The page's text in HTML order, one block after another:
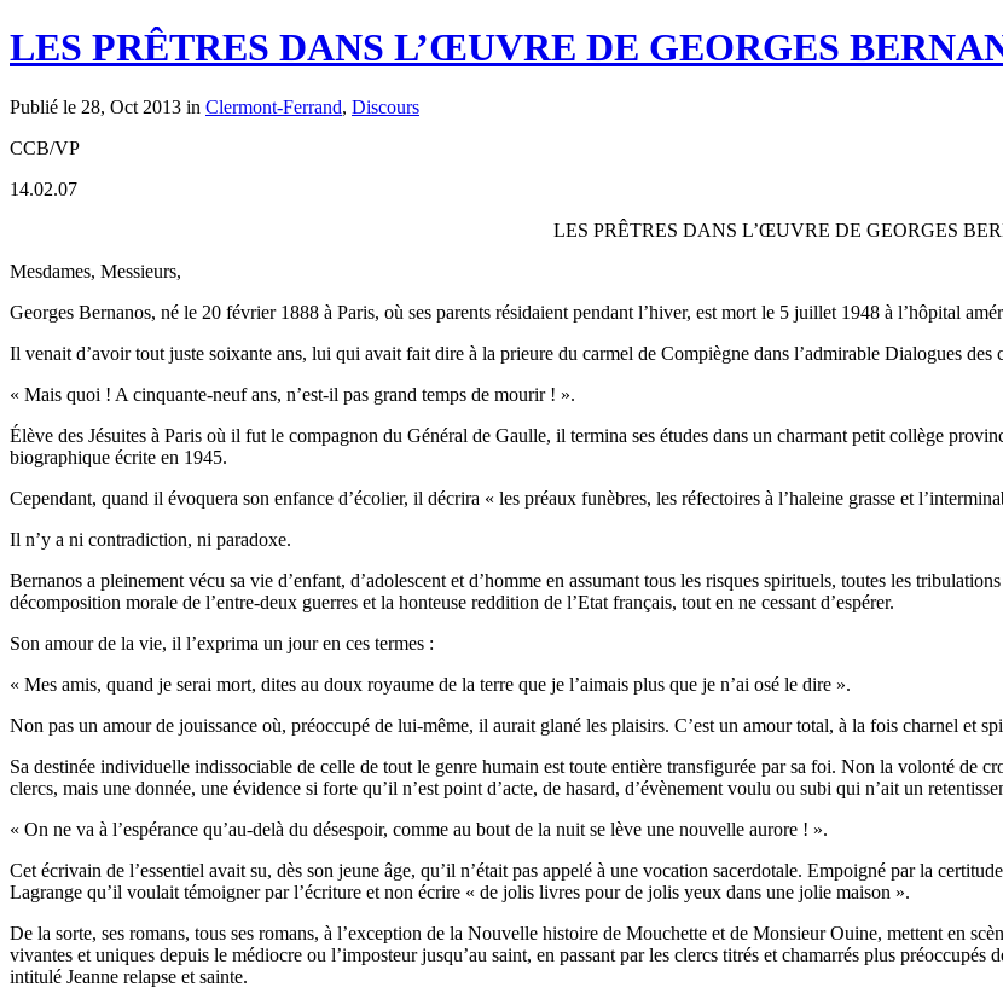
LES PRÊTRES DANS L’ŒUVRE DE GEORGES
Publié le 28, Oct 2013 in Clermont-Ferrand, Discours
CCB/VP
14.02.07
LES PRÊTRES DANS L’ŒUVRE DE GEORGES
Mesdames, Messieurs,
Georges Bernanos, né le 20 février 1888 à Paris, où ses parents résidaient pendant l’hiver, est mort le 5 juillet 1948 à l’hôpital
Il venait d’avoir tout juste soixante ans, lui qui avait fait dire à la prieure du carmel de Compiègne dans l’admirable Dialogues des
« Mais quoi ! A cinquante-neuf ans, n’est-il pas grand temps de mourir ! ».
Élève des Jésuites à Paris où il fut le compagnon du Général de Gaulle, il termina ses études dans un charmant petit collège
biographique écrite en 1945.
Cependant, quand il évoquera son enfance d’écolier, il décrira « les préaux funèbres, les réfectoires à l’haleine grasse et
Il n’y a ni contradiction, ni paradoxe.
Bernanos a pleinement vécu sa vie d’enfant, d’adolescent et d’homme en assumant tous les risques spirituels, toutes les
décomposition morale de l’entre-deux guerres et la honteuse reddition de l’Etat français, tout en ne cessant d’espérer.
Son amour de la vie, il l’exprima un jour en ces termes :
« Mes amis, quand je serai mort, dites au doux royaume de la terre que je l’aimais plus que je n’ai osé le dire ».
Non pas un amour de jouissance où, préoccupé de lui-même, il aurait glané les plaisirs. C’est un amour total, à la fois charnel et
Sa destinée individuelle indissociable de celle de tout le genre humain est toute entière transfigurée par sa foi. Non la volonté de
clercs, mais une donnée, une évidence si forte qu’il n’est point d’acte, de hasard, d’évènement voulu ou subi qui n’ait un
« On ne va à l’espérance qu’au-delà du désespoir, comme au bout de la nuit se lève une nouvelle aurore ! ».
Cet écrivain de l’essentiel avait su, dès son jeune âge, qu’il n’était pas appelé à une vocation sacerdotale. Empoigné par la
Lagrange qu’il voulait témoigner par l’écriture et non écrire « de jolis livres pour de jolis yeux dans une jolie maison ».
De la sorte, ses romans, tous ses romans, à l’exception de la Nouvelle histoire de Mouchette et de Monsieur Ouine, mettent en
vivantes et uniques depuis le médiocre ou l’imposteur jusqu’au saint, en passant par les clercs titrés et chamarrés plus préoccupés
intitulé Jeanne relapse et sainte.